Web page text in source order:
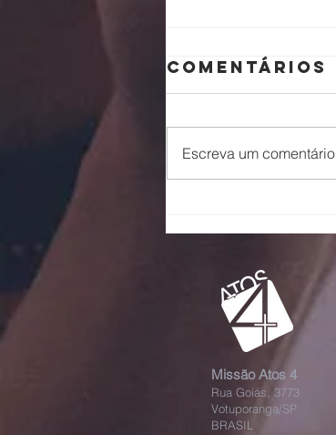
galhos
Comentários
Escreva um comentário
Missão Atos 4
Rua Goiás, 3773
Votuporanga/SP
BRASIL